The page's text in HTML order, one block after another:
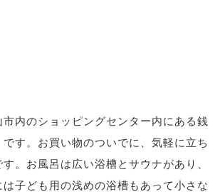
内のショッピングセンター内にある銭
す。お買い物のついでに、気軽に立ち
。お風呂は広い浴槽とサウナがあり、
子ども用の浅めの浴槽もあって小さな